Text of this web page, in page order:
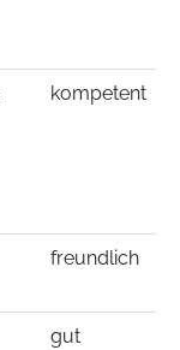
kompetent
freundlich
gut